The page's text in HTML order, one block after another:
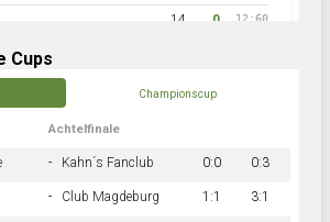
14 0 12:60
Cups
Championscup
Achtelfinale
- Kahn´s Fanclub 0:0 0:3
- Club Magdeburg 1:1 3:1